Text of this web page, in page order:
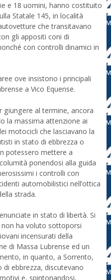
e 18 uomini, hanno costituito
Statale 145, in località
che transitavano
gli appositi coni di
con controlli dinamici in
ove insistono i principali
a Vico Equense.
al termine, ancora
la massima attenzione ai
motocicli che lasciavano la
in stato di ebbrezza o
potessero mettere a
ponendosi alla guida
i controlli con
automobilistici nell’ottica
strada.
in stato di libertà. Si
ha voluto sottoporsi
incensurati della
di Massa Lubrense ed un
in quanto, a Sorrento,
ebbrezza, discutevano
e, spintonandosi,